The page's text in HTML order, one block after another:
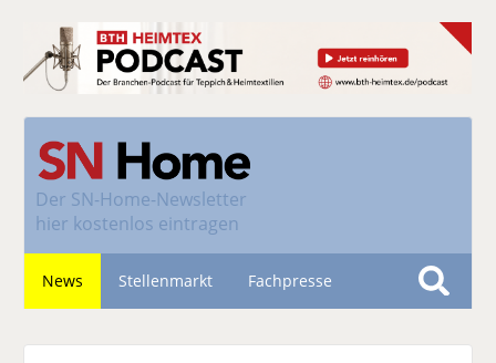
Der SN-Home-Newsletter
hier kostenlos eintragen
News Stellenmarkt Fachpresse
S